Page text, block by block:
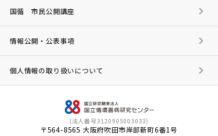
(法人番号3120905003033)
〒564-8565 大阪府吹田市岸部新町6番1号
国循 市民公開講座
情報公開・公表事項
個人情報の取り扱いについて